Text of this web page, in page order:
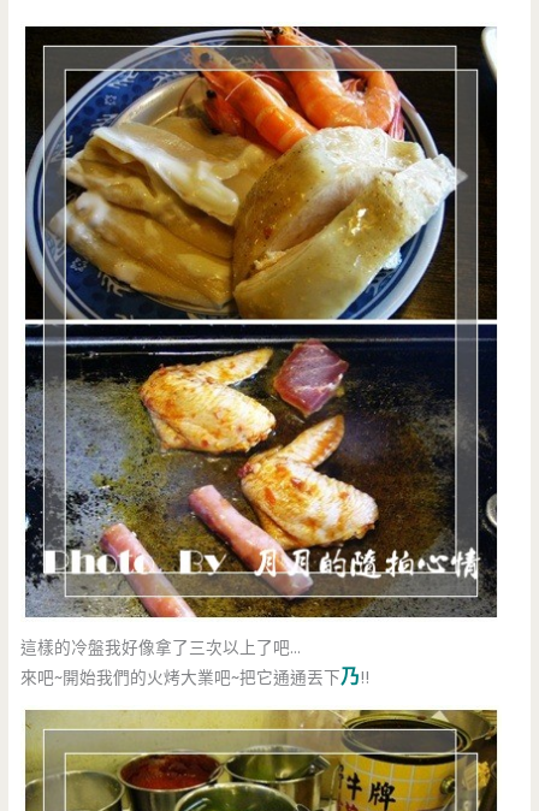
這樣的冷盤我好像拿了三次以上了吧…
來吧~開始我們的火烤大業吧~把它通通丟下乃!!